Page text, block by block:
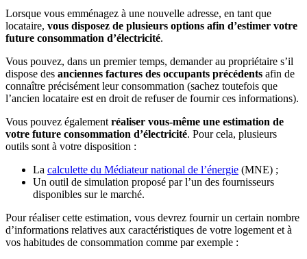
Lorsque vous emménagez à une nouvelle adresse, en tant que
locataire, vous disposez de plusieurs options afin d’estimer votre
future consommation d’électricité.
Vous pouvez, dans un premier temps, demander au propriétaire s’il
dispose des anciennes factures des occupants précédents afin de
connaître précisément leur consommation (sachez toutefois que
l’ancien locataire est en droit de refuser de fournir ces informations).
Vous pouvez également réaliser vous-même une estimation de
votre future consommation d’électricité. Pour cela, plusieurs
outils sont à votre disposition :
La calculette du Médiateur national de l’énergie (MNE) ;
Un outil de simulation proposé par l’un des fournisseurs
disponibles sur le marché.
Pour réaliser cette estimation, vous devrez fournir un certain nombre
d’informations relatives aux caractéristiques de votre logement et à
vos habitudes de consommation comme par exemple :